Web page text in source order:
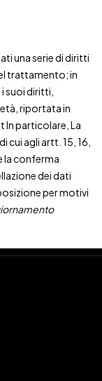
una serie di diritti
trattamento; in
suoi diritti,
riportata in
In particolare, La
cui agli artt. 15, 16,
la conferma
dei dati
per motivi